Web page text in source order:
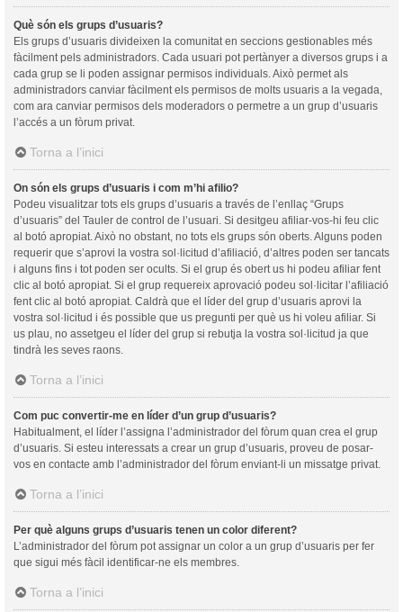
Què són els grups d’usuaris?
Els grups d’usuaris divideixen la comunitat en seccions gestionables més
fàcilment pels administradors. Cada usuari pot pertànyer a diversos grups i a
cada grup se li poden assignar permisos individuals. Això permet als
administradors canviar fàcilment els permisos de molts usuaris a la vegada,
com ara canviar permisos dels moderadors o permetre a un grup d’usuaris
l’accés a un fòrum privat.
Torna a l’inici
On són els grups d’usuaris i com m’hi afilio?
Podeu visualitzar tots els grups d’usuaris a través de l’enllaç “Grups
d’usuaris” del Tauler de control de l’usuari. Si desitgeu afiliar-vos-hi feu clic
al botó apropiat. Això no obstant, no tots els grups són oberts. Alguns poden
requerir que s’aprovi la vostra sol·licitud d’afiliació, d’altres poden ser tancats
i alguns fins i tot poden ser ocults. Si el grup és obert us hi podeu afiliar fent
clic al botó apropiat. Si el grup requereix aprovació podeu sol·licitar l’afiliació
fent clic al botó apropiat. Caldrà que el líder del grup d’usuaris aprovi la
vostra sol·licitud i és possible que us pregunti per què us hi voleu afiliar. Si
us plau, no assetgeu el líder del grup si rebutja la vostra sol·licitud ja que
tindrà les seves raons.
Torna a l’inici
Com puc convertir-me en líder d’un grup d’usuaris?
Habitualment, el líder l’assigna l’administrador del fòrum quan crea el grup
d’usuaris. Si esteu interessats a crear un grup d’usuaris, proveu de posar-
vos en contacte amb l’administrador del fòrum enviant-li un missatge privat.
Torna a l’inici
Per què alguns grups d’usuaris tenen un color diferent?
L’administrador del fòrum pot assignar un color a un grup d’usuaris per fer
que sigui més fàcil identificar-ne els membres.
Torna a l’inici